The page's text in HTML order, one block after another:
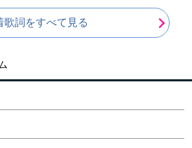
歌詞をすべて見る